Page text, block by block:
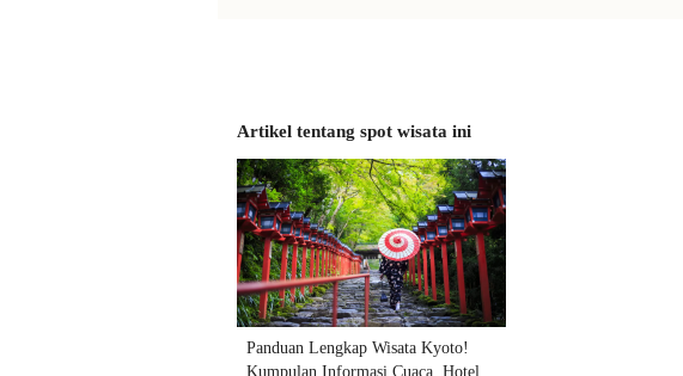
Artikel tentang spot wisata ini
Panduan Lengkap Wisata Kyoto!
Kumpulan Informasi Cuaca, Hotel,